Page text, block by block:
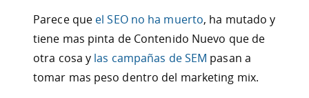
Parece que el SEO no ha muerto, ha mutado y
tiene mas pinta de Contenido Nuevo que de
otra cosa y las campañas de SEM pasan a
tomar mas peso dentro del marketing mix.